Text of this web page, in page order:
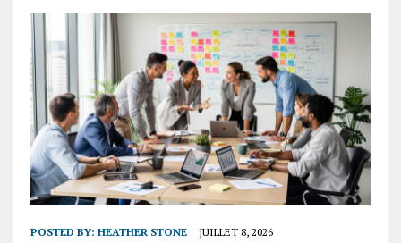
POSTED BY: HEATHER STONE JUILLET 8, 2026